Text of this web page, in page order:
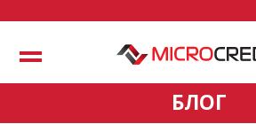
Меню
БЛОГ